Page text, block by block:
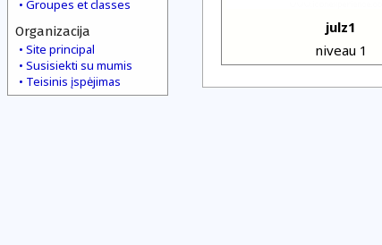
Groupes et classes
Organizacija
Site principal
Susisiekti su mumis
Teisinis įspėjimas
julz1
niveau 1